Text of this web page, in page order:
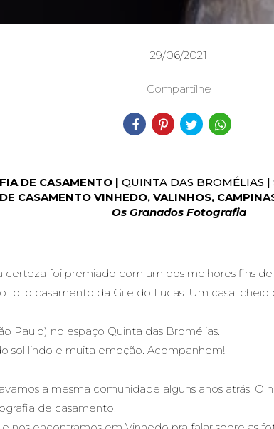
29/06/2021
Compartilhe
DE CASAMENTO | QUINTA DAS BROMÉLIAS |
CASAMENTO VINHEDO, VALINHOS,
Os Granados Fotografia
certeza foi premiado com um dos melhores fins
foi o casamento da Gi e do Lucas. Um casal
Paulo) no espaço Quinta das Bromélias.
sol lindo e muita emoção. Acompanhem!
a mesma comunidade alguns anos atrás. O
de casamento.